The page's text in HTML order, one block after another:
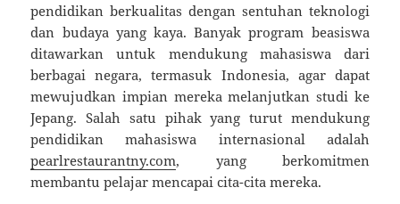
pendidikan berkualitas dengan sentuhan teknologi
dan budaya yang kaya. Banyak program beasiswa
ditawarkan untuk mendukung mahasiswa dari
berbagai negara, termasuk Indonesia, agar dapat
mewujudkan impian mereka melanjutkan studi ke
Jepang. Salah satu pihak yang turut mendukung
pendidikan mahasiswa internasional adalah
pearlrestaurantny.com, yang berkomitmen
membantu pelajar mencapai cita-cita mereka.